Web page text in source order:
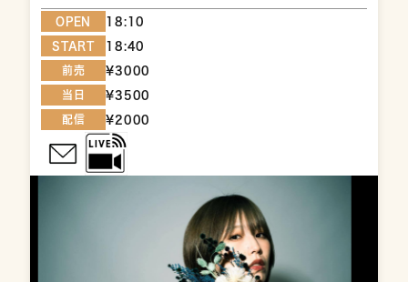
OPEN 18:10
START 18:40
前売 ¥3000
当日 ¥3500
配信 ¥2000